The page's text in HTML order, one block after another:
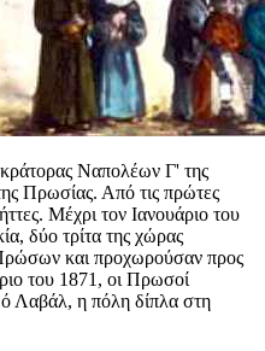
Ναπολέων Γ' της
Πρωσίας. Από τις πρώτες
Μέχρι τον Ιανουάριο του
δύο τρίτα της χώρας
και προχωρούσαν προς
του 1871, οι Πρωσοί
Λαβάλ, η πόλη δίπλα στη